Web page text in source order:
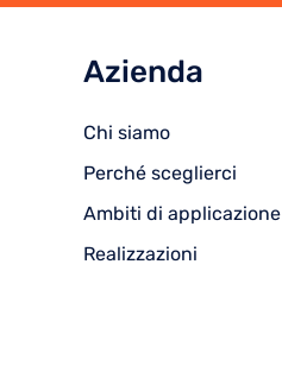
Azienda
Chi siamo
Perché sceglierci
Ambiti di applicazione
Realizzazioni